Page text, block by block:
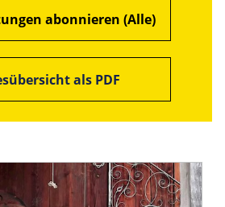
abonnieren (Alle)
als PDF